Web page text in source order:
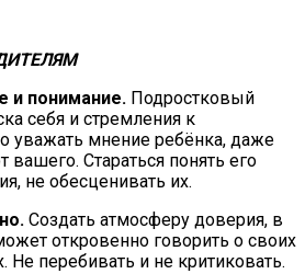
и понимание. Подростковый
себя и стремления к
уважать мнение ребёнка, даже
вашего. Стараться понять его
не обесценивать их.
Создать атмосферу доверия, в
откровенно говорить о своих
Не перебивать и не критиковать.